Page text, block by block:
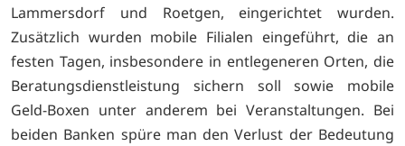
Lammersdorf und Roetgen, eingerichtet wurden.
Zusätzlich wurden mobile Filialen eingeführt, die an
festen Tagen, insbesondere in entlegeneren Orten, die
Beratungsdienstleistung sichern soll sowie mobile
Geld-Boxen unter anderem bei Veranstaltungen. Bei
beiden Banken spüre man den Verlust der Bedeutung